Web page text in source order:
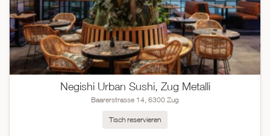
Negishi Urban Sushi, Zug Metalli
Baarerstrasse 14, 6300 Zug
Tisch reservieren